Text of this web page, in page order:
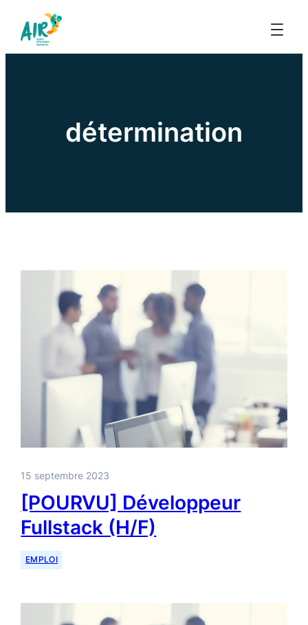
détermination
15 septembre 2023
[POURVU] Développeur
Fullstack (H/F)
EMPLOI